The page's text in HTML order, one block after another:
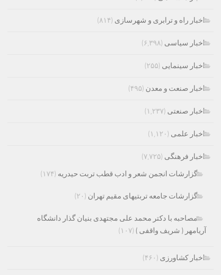
اخبار راه و ترابری و شهرسازی (۸۱۴)
اخبار سیاسی (۶,۳۹۸)
اخبار سینمایی (۲۵۵)
اخبار صنعت و معدن (۴۹۵)
اخبار صنعتی (۱,۲۳۷)
اخبار علمی (۱,۱۲۰)
اخبار فرهنگی (۷,۷۲۵)
گزارشات انجمن شعر و ادب قطب تربت حیدریه (۱۷۴)
گزارشات جامعه تربتیهای مقیم تهران (۲۰)
مصاحبه با دکتر محمد علی مجتهدی بنیان گذار دانشگاه
آریامهر ( شریف واقفی ) (۱۰۷)
اخبار کشاورزی (۴۶۰)